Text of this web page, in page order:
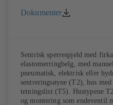
Dokumenter
Sentrisk sperrespjeld med
elastomerringbelg, med
pneumatisk, elektrisk eller
sentreringsøyne (T2), hus
tetningslist (T5). Hustypene
og montering som endeventil